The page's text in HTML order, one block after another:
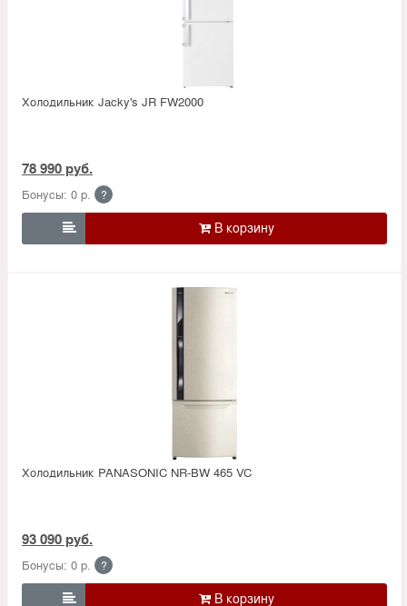
Холодильник Jacky's JR FW2000
78 990 руб.
Бонусы: 0 р. ?

Холодильник PANASONIC NR-BW 465 VC
93 090 руб.
Бонусы: 0 р. ?
